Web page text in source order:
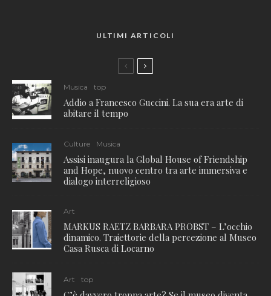
ULTIMI ARTICOLI
Musica top
Addio a Francesco Guccini. La sua era arte di
abitare il tempo
Culture Musica
Assisi inaugura la Global House of Friendship
and Hope, nuovo centro tra arte immersiva e
dialogo interreligioso
Art
MARKUS RAETZ BARBARA PROBST – L’occhio
dinamico. Traiettorie della percezione al Museo
Casa Rusca di Locarno
Art top